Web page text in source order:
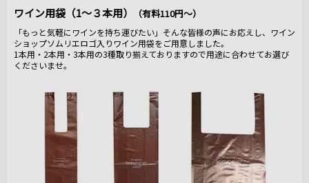
ワイン用袋（1～３本用） （有料110円～）
「もっと気軽にワインを持ち運びたい」そんな皆様の声にお応えし、ワイン
ショップソムリエロゴ入りワイン用袋をご用意しました。
1本用・2本用・3本用の3種取り揃えておりますので用途に合わせてお選び
くださいませ。